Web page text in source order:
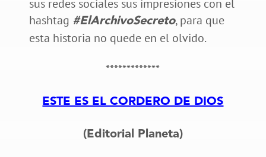
sus redes sociales sus impresiones con el
hashtag #ElArchivoSecreto, para que
esta historia no quede en el olvido.
*************
ESTE ES EL CORDERO DE DIOS
(Editorial Planeta)